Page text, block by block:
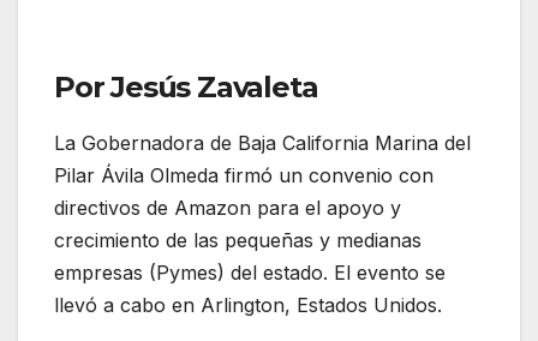
Por Jesús Zavaleta
La Gobernadora de Baja California Marina del
Pilar Ávila Olmeda firmó un convenio con
directivos de Amazon para el apoyo y
crecimiento de las pequeñas y medianas
empresas (Pymes) del estado. El evento se
llevó a cabo en Arlington, Estados Unidos.